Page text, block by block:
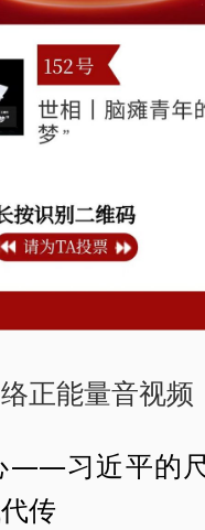
正能量音视频
——习近平的
传